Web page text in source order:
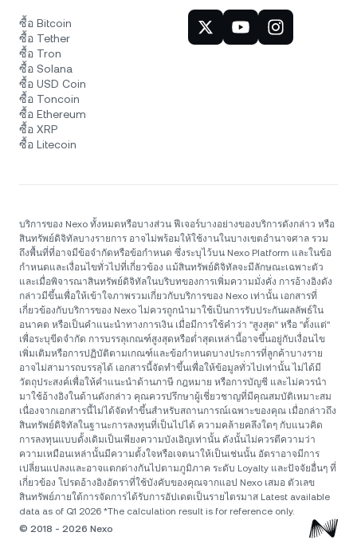
ซื้อ Bitcoin
ซื้อ Tether
ซื้อ Tron
ซื้อ Solana
ซื้อ USD Coin
ซื้อ Toncoin
ซื้อ Ethereum
ซื้อ XRP
ซื้อ Litecoin
บริการของ Nexo ทั้งหมดหรือบางส่วน ฟีเจอร์บางอย่างของบริการดังกล่าว หรือ
สินทรัพย์ดิจิทัลบางรายการ อาจไม่พร้อมให้ใช้งานในบางเขตอำนาจศาล รวม
ถึงพื้นที่ที่อาจมีข้อจำกัดหรือข้อกำหนด ซึ่งระบุไว้บน Nexo Platform และในข้อ
กำหนดและเงื่อนไขทั่วไปที่เกี่ยวข้อง แม้สินทรัพย์ดิจิทัลจะมีลักษณะเฉพาะตัว
และเมื่อพิจารณาสินทรัพย์ดิจิทัลในบริบทของการเพิ่มความมั่งคั่ง การอ้างอิงดัง
กล่าวมีขึ้นเพื่อให้เข้าใจภาพรวมเกี่ยวกับบริการของ Nexo เท่านั้น เอกสารที่
เกี่ยวข้องกับบริการของ Nexo ไม่ควรถูกนำมาใช้เป็นการรับประกันผลลัพธ์ใน
อนาคต หรือเป็นคำแนะนำทางการเงิน เมื่อมีการใช้คำว่า "สูงสุด" หรือ "ตั้งแต่"
เพื่อระบุขีดจำกัด การบรรลุเกณฑ์สูงสุดหรือต่ำสุดเหล่านี้อาจขึ้นอยู่กับเงื่อนไข
เพิ่มเติมหรือการปฏิบัติตามเกณฑ์และข้อกำหนดบางประการที่ลูกค้าบางราย
อาจไม่สามารถบรรลุได้ เอกสารนี้จัดทำขึ้นเพื่อให้ข้อมูลทั่วไปเท่านั้น ไม่ได้มี
วัตถุประสงค์เพื่อให้คำแนะนำด้านภาษี กฎหมาย หรือการบัญชี และไม่ควรนำ
มาใช้อ้างอิงในด้านดังกล่าว คุณควรปรึกษาผู้เชี่ยวชาญที่มีคุณสมบัติเหมาะสม
เนื่องจากเอกสารนี้ไม่ได้จัดทำขึ้นสำหรับสถานการณ์เฉพาะของคุณ เมื่อกล่าวถึง
สินทรัพย์ดิจิทัลในฐานะการลงทุนที่เป็นไปได้ ความคล้ายคลึงใดๆ กับแนวคิด
การลงทุนแบบดั้งเดิมเป็นเพียงความบังเอิญเท่านั้น ดังนั้นไม่ควรตีความว่า
ความเหมือนเหล่านั้นมีความตั้งใจหรือเจตนาให้เป็นเช่นนั้น อัตราอาจมีการ
เปลี่ยนแปลงและอาจแตกต่างกันไปตามภูมิภาค ระดับ Loyalty และปัจจัยอื่นๆ ที่
เกี่ยวข้อง โปรดอ้างอิงอัตราที่ใช้บังคับของคุณจากแอป Nexo เสมอ ตัวเลข
สินทรัพย์ภายใต้การจัดการได้รับการอัปเดตเป็นรายไตรมาส Latest available
data as of Q1 2026 *The calculation result is for reference only.
© 2018 - 2026 Nexo